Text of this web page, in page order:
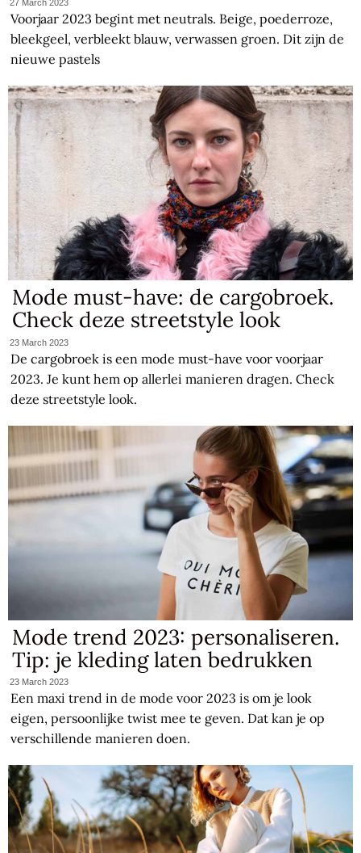
27 March 2023
Voorjaar 2023 begint met neutrals. Beige, poederroze,
bleekgeel, verbleekt blauw, verwassen groen. Dit zijn de
nieuwe pastels
Mode must-have: de cargobroek.
Check deze streetstyle look
23 March 2023
De cargobroek is een mode must-have voor voorjaar
2023. Je kunt hem op allerlei manieren dragen. Check
deze streetstyle look.
Mode trend 2023: personaliseren.
Tip: je kleding laten bedrukken
23 March 2023
Een maxi trend in de mode voor 2023 is om je look
eigen, persoonlijke twist mee te geven. Dat kan je op
verschillende manieren doen.